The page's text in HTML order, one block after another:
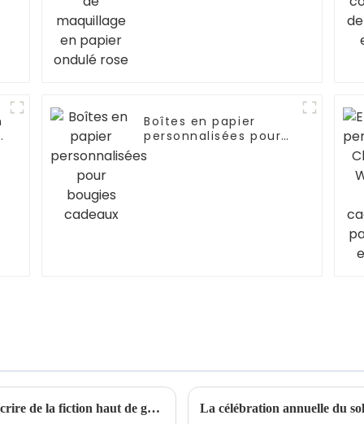
Boîtes en papier
personnalisées pour
bougies cadeaux
Comment choisir les bons matériaux pour écrire de la fiction haut de gamme La célébration annuelle du